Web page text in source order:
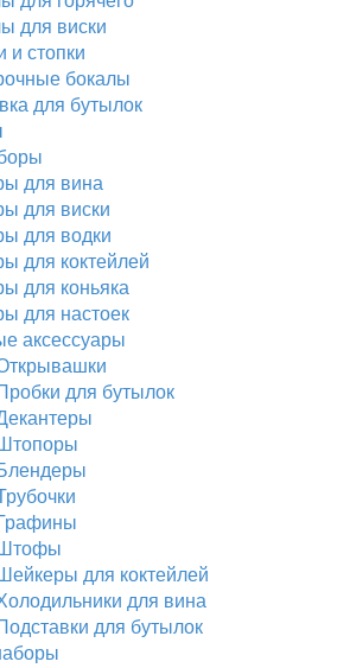
для виски
и стопки
бокалы
для бутылок
для вина
для виски
для водки
для коктейлей
для коньяка
для настоек
аксессуары
для бутылок
для коктейлей
для вина
для бутылок